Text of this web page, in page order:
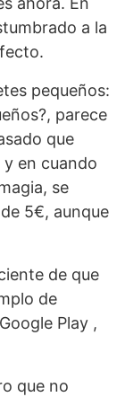
a la
pequeños:
parece
que
en cuando
se
5€, aunque
de que
de
Play ,
que no